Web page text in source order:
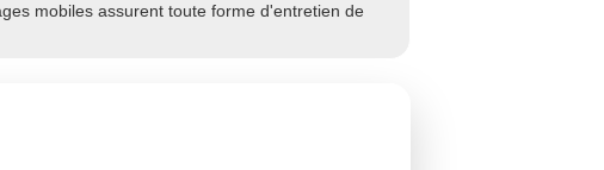
mobiles assurent toute forme d'entretien de